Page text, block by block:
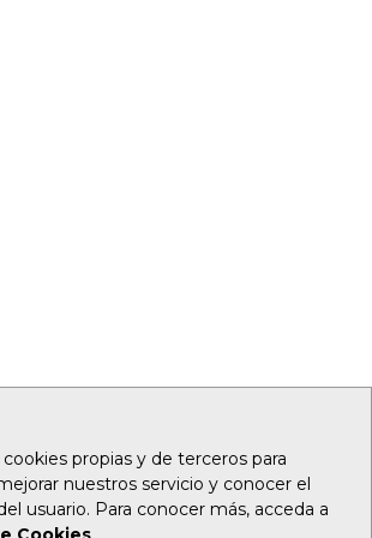
propias y de terceros para
nuestros servicio y conocer el
usuario. Para conocer más, acceda a